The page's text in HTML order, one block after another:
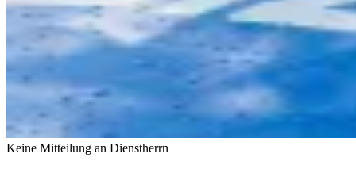
Keine Mitteilung an Dienstherrn